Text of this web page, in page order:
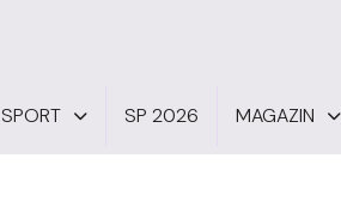
SPORT SP 2026 MAGAZIN